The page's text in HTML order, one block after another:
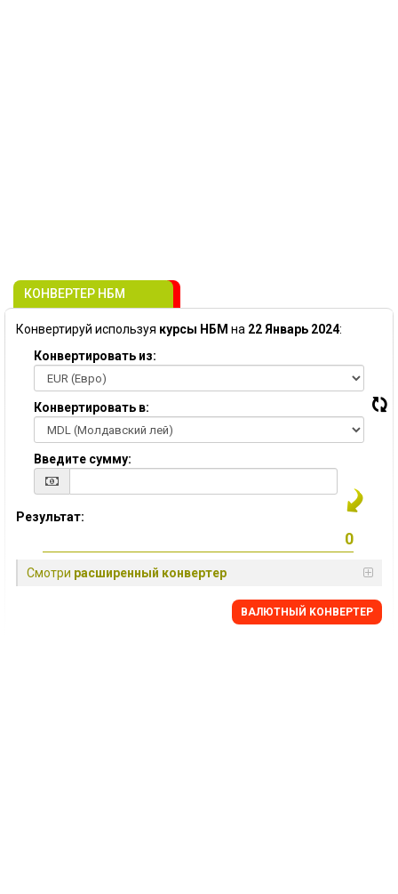
КОНВЕРТЕР НБМ
Конвертируй используя курсы НБМ на 22 Январь 2024:
Конвертировать из:
Конвертировать в:
Введите сумму:
Результат:
Смотри расширенный конвертер
BАЛЮТНЫЙ KОНВЕРТЕР